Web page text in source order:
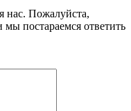
нас. Пожалуйста,
постараемся ответить